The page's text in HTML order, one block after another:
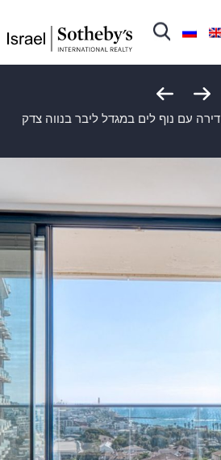
דירה עם נוף לים במגדל ליבר בנווה צדק